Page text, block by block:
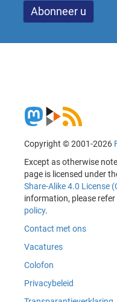
Copyright © 2001-2026
Except as otherwise
page is licensed under
Share-Alike 4.0 License
information, please
policy.
Contact met ons
Vacatures
Colofon
Privacybeleid